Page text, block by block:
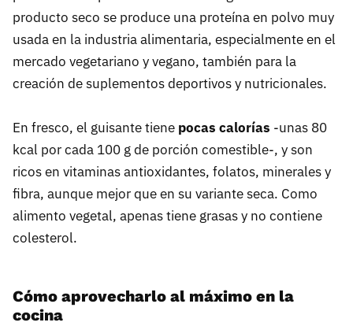
producto seco se produce una proteína en polvo muy
usada en la industria alimentaria, especialmente en el
mercado vegetariano y vegano, también para la
creación de suplementos deportivos y nutricionales.
En fresco, el guisante tiene pocas calorías -unas 80
kcal por cada 100 g de porción comestible-, y son
ricos en vitaminas antioxidantes, folatos, minerales y
fibra, aunque mejor que en su variante seca. Como
alimento vegetal, apenas tiene grasas y no contiene
colesterol.
Cómo aprovecharlo al máximo en la
cocina